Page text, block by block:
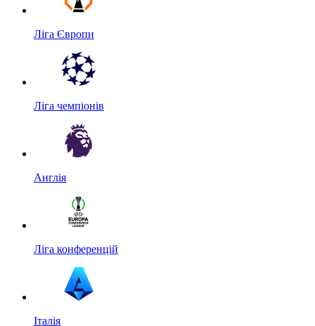
Ліга Європи
Ліга чемпіонів
Англія
Ліга конференцій
Італія